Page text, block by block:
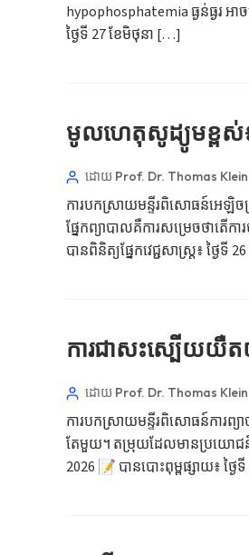
hypophosphatemia ធ្ងន់ធ្ងរ អ
ថ្ងៃទី 27 ខែមិថុនា […]
មូលហេតុសូដ្យូមខ្ពស់៖
ដោយ Prof. Dr. Thomas Klein
ការបកស្រាយមន្ទីរពិសោធន៍អេឡិច
ផ្នែកព្យាបាលគឺការសម្រេចថាតើក
បានពិនិត្យផ្នែកវេជ្ជសាស្ត្រ៖ ថ្ងៃទី
ការជាសះស្បើយយឺត
ដោយ Prof. Dr. Thomas Klein
ការបកស្រាយមន្ទីរពិសោធន៍ការព្យ
តែមួយ។ តម្រុយដែលមានប្រយោជន៍ជ
2026 📝 បានបោះពុម្ពផ្សាយ៖ ថ្ងៃ
Galego
Latviešu valoda
Македонски
Gàidhlig
Afrikaans
Монгол
ພາສາລາວ
Basa Jawa
Cebuano
Беларуская